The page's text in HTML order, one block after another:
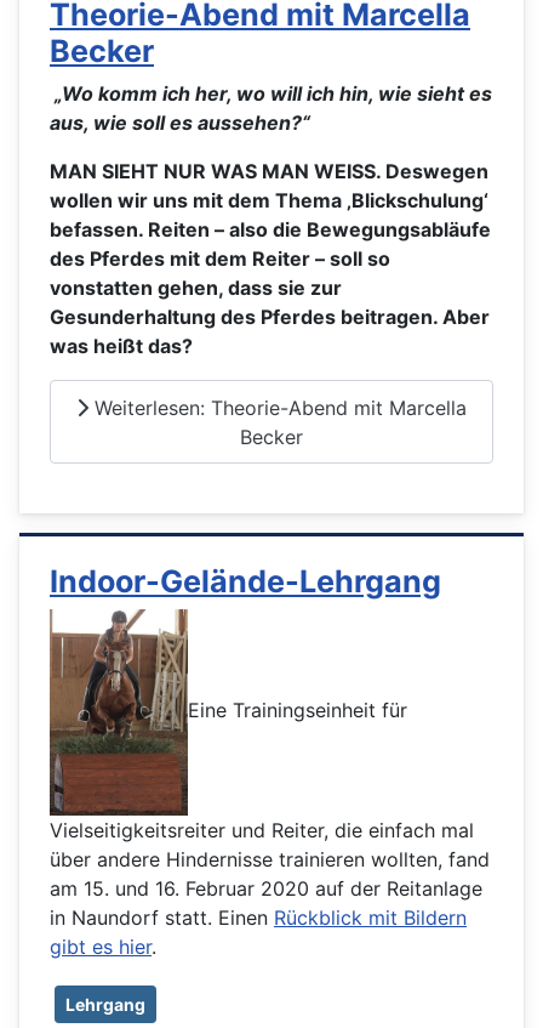
Theorie-Abend mit Marcella
Becker
„Wo komm ich her, wo will ich hin, wie sieht es
aus, wie soll es aussehen?“
MAN SIEHT NUR WAS MAN WEISS. Deswegen
wollen wir uns mit dem Thema ‚Blickschulung‘
befassen. Reiten – also die Bewegungsabläufe
des Pferdes mit dem Reiter – soll so
vonstatten gehen, dass sie zur
Gesunderhaltung des Pferdes beitragen. Aber
was heißt das?
Weiterlesen: Theorie-Abend mit Marcella
Becker
Indoor-Gelände-Lehrgang
Eine Trainingseinheit für
Vielseitigkeitsreiter und Reiter, die einfach mal
über andere Hindernisse trainieren wollten, fand
am 15. und 16. Februar 2020 auf der Reitanlage
in Naundorf statt. Einen Rückblick mit Bildern
gibt es hier.
Lehrgang